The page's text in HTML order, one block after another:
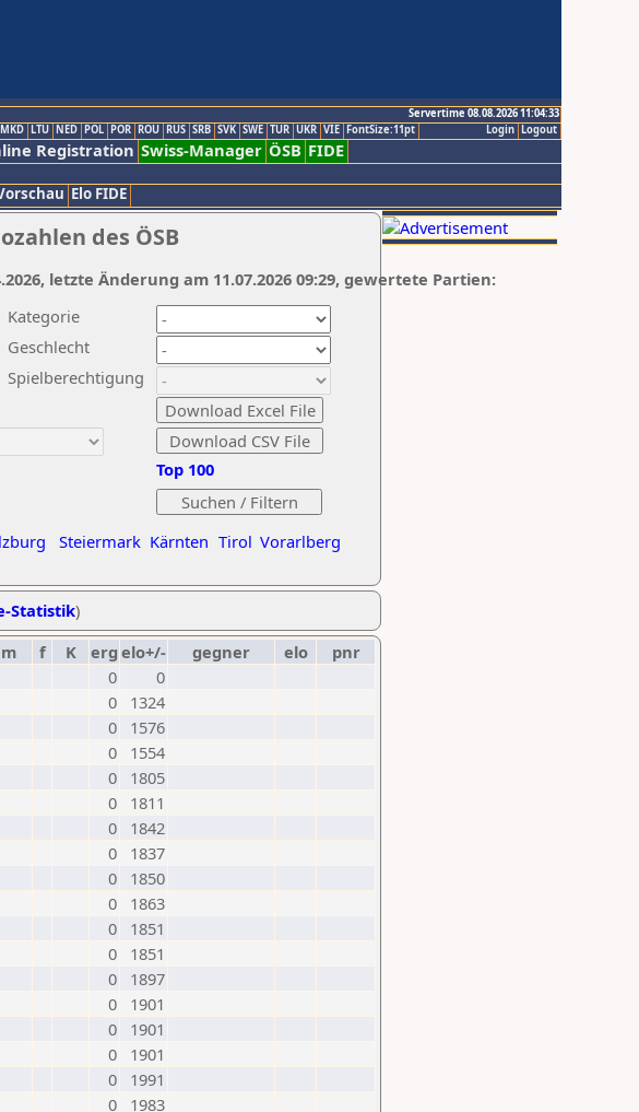
Servertime 08.08.2026 11:04:33
Logout
Login
MKD LTU NED POL POR ROU RUS SRB SVK SWE TUR UKR VIE FontSize:11pt
Registration Swiss-Manager ÖSB FIDE
Elo FIDE
des ÖSB
Kategorie
Geschlecht
Spielberechtigung
Steiermark Kärnten Tirol Vorarlberg
Top 100
letzte Änderung am 11.07.2026 09:29, gewertete Partien:
Statistik)
f K erg elo+/- gegner elo
pnr
0
0
0
1324
0
1576
0
1554
0
1805
0
1811
0
1842
0
1837
0
1850
0
1863
0
1851
0
1851
0
1897
0
1901
0
1901
0
1901
0
1991
0
1983